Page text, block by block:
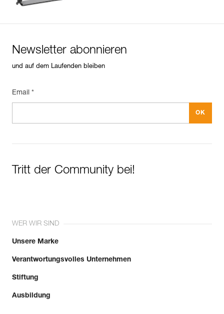
Newsletter abonnieren
und auf dem Laufenden bleiben
Email *
Tritt der Community bei!
WER WIR SIND
Unsere Marke
Verantwortungsvolles Unternehmen
Stiftung
Ausbildung